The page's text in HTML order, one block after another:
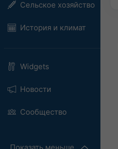
Сельское хозяйство
История и климат
Widgets
Новости
Сообщество